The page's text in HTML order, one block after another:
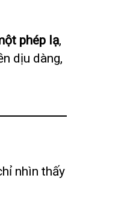
phép lạ,
dịu dàng,
nhìn thấy